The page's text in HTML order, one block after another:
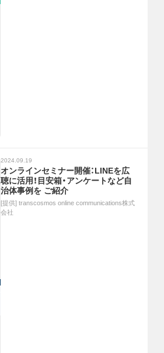
2024.09.19
オンラインセミナー開催：LINEを広
聴に活用！目安箱・アンケートなど自
治体事例を ご紹介
[提供] transcosmos online communications株式
会社